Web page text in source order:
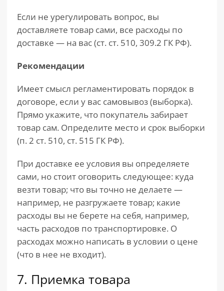
Если не урегулировать вопрос, вы
доставляете товар сами, все расходы по
доставке — на вас (ст. ст. 510, 309.2 ГК РФ).
Рекомендации
Имеет смысл регламентировать порядок в
договоре, если у вас самовывоз (выборка).
Прямо укажите, что покупатель забирает
товар сам. Определите место и срок выборки
(п. 2 ст. 510, ст. 515 ГК РФ).
При доставке ее условия вы определяете
сами, но стоит оговорить следующее: куда
везти товар; что вы точно не делаете —
например, не разгружаете товар; какие
расходы вы не берете на себя, например,
часть расходов по транспортировке. О
расходах можно написать в условии о цене
(что в нее не входит).
7. Приемка товара